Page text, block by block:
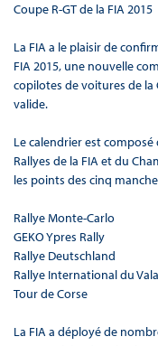
Coupe R-GT de la FIA 2015
La FIA a le plaisir de
FIA 2015, une nouvelle
copilotes de voitures de la
valide.
Le calendrier est
Rallyes de la FIA et du
les points des cinq
Rallye Monte-Carlo
GEKO Ypres Rally
Rallye Deutschland
Rallye International du
Tour de Corse
La FIA a déployé de